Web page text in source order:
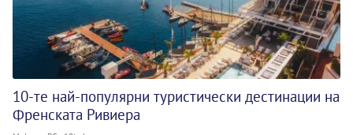
10-те най-популярни туристически дестинации на
Френската Ривиера